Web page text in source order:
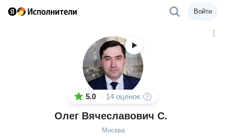
Войти
5.0 · 14 оценок
Олег Вячеславович С.
Москва